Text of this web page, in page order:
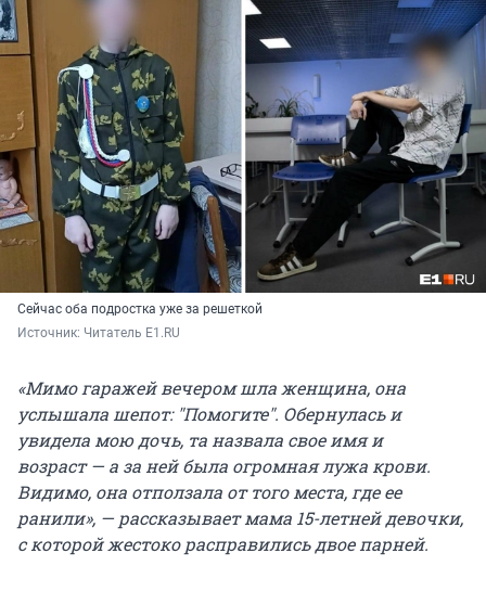
Сейчас оба подростка уже за решеткой
Источник: Читатель E1.RU
«Мимо гаражей вечером шла женщина, она
услышала шепот: "Помогите". Обернулась и
увидела мою дочь, та назвала свое имя и
возраст — а за ней была огромная лужа крови.
Видимо, она отползала от того места, где ее
ранили», — рассказывает мама 15-летней девочки,
с которой жестоко расправились двое парней.